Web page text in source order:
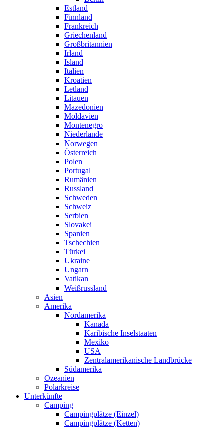
Estland
Finnland
Frankreich
Griechenland
Großbritannien
Irland
Island
Italien
Kroatien
Letland
Litauen
Mazedonien
Moldavien
Montenegro
Niederlande
Norwegen
Österreich
Polen
Portugal
Rumänien
Russland
Schweden
Schweiz
Serbien
Slovakei
Spanien
Tschechien
Türkei
Ukraine
Ungarn
Vatikan
Weißrussland
Asien
Amerika
Nordamerika
Kanada
Karibische Inselstaaten
Mexiko
USA
Zentralamerikanische Landbrücke
Südamerika
Ozeanien
Polarkreise
Unterkünfte
Camping
Campingplätze (Einzel)
Campingplätze (Ketten)